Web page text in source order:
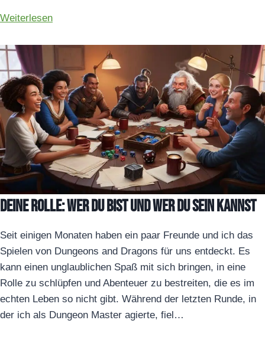
Weiterlesen
Deine Rolle: Wer du bist und wer du sein kannst
Seit einigen Monaten haben ein paar Freunde und ich das
Spielen von Dungeons and Dragons für uns entdeckt. Es
kann einen unglaublichen Spaß mit sich bringen, in eine
Rolle zu schlüpfen und Abenteuer zu bestreiten, die es im
echten Leben so nicht gibt. Während der letzten Runde, in
der ich als Dungeon Master agierte, fiel…